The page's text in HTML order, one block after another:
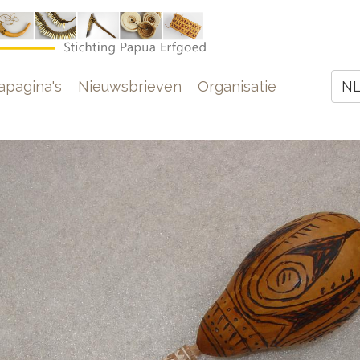
Nieuwsbrieven Organisatie